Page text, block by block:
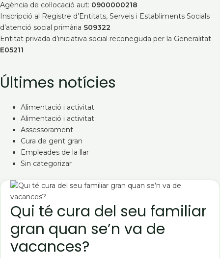
Agència de col·locació aut: 0900000218
Inscripció al Registre d’Entitats, Serveis i Establiments Socials
d’atenció social primària S09322
Entitat privada d’iniciativa social reconeguda per la Generalitat
E05211
Últimes notícies
Alimentació i activitat
Alimentació i activitat
Assessorament
Cura de gent gran
Empleades de la llar
Sin categorizar
Qui té cura del seu familiar
gran quan se’n va de
vacances?